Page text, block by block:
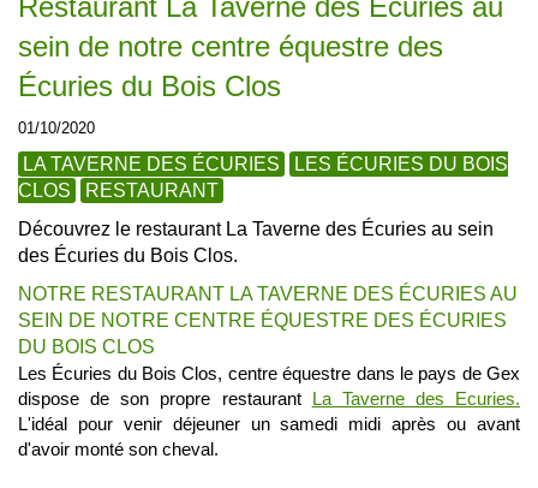
Restaurant La Taverne des Écuries au
sein de notre centre équestre des
Écuries du Bois Clos
01/10/2020
LA TAVERNE DES ÉCURIES
LES ÉCURIES DU BOIS
CLOS
RESTAURANT
Découvrez le restaurant La Taverne des Écuries au sein
des Écuries du Bois Clos.
NOTRE RESTAURANT LA TAVERNE DES ÉCURIES AU
SEIN DE NOTRE CENTRE ÉQUESTRE DES ÉCURIES
DU BOIS CLOS
Les Écuries du Bois Clos, centre équestre dans le pays de Gex
dispose de son propre restaurant La Taverne des Ecuries.
L'idéal pour venir déjeuner un samedi midi après ou avant
d'avoir monté son cheval.